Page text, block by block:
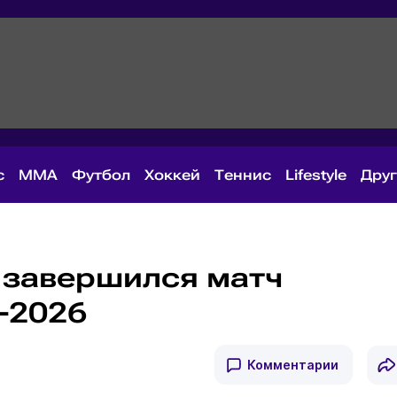
MMA Футбол Хоккей Теннис Lifestyle
матч
2026
Комментарии